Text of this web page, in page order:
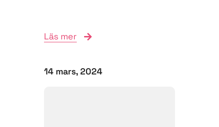
Läs mer
14 mars, 2024